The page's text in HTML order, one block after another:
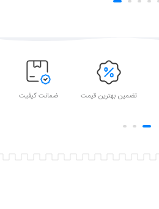
تضمین بهترین قیمت ضمانت کیفیت